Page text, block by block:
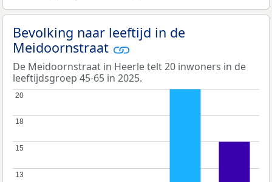
Bevolking naar leeftijd in de
Meidoornstraat
De Meidoornstraat in Heerle telt 20 inwoners in de
leeftijdsgroep 45-65 in 2025.
13
13
15
15
18
18
20
20